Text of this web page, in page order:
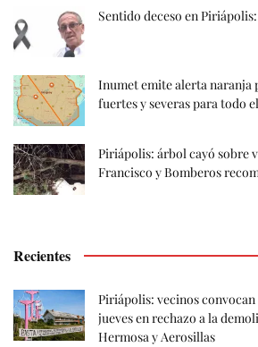
Sentido deceso en
Inumet emite alerta naranja
fuertes y severas para todo
Piriápolis: árbol cayó sobre
Francisco y Bomberos
Recientes
Piriápolis: vecinos
jueves en rechazo a la
Hermosa y Aerosillas